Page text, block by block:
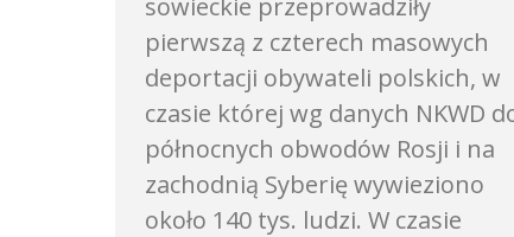
sowieckie przeprowadziły
pierwszą z czterech masowych
deportacji obywateli polskich, w
czasie której wg danych NKWD
północnych obwodów Rosji i na
zachodnią Syberię wywieziono
około 140 tys. ludzi. W czasie